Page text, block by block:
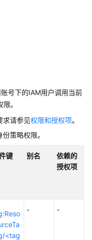
号下的IAM用户调用当前
。
求请参见权限和授权项。
策略权限。
键 别名
依赖的
授权项
<tag
- -